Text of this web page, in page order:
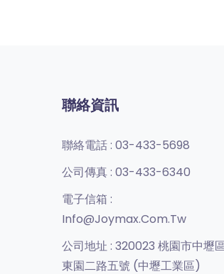
聯絡資訊
聯絡電話 : 03-433-5698
公司傳真 : 03-433-6340
電子信箱 :
Info@joymax.com.tw
公司地址 : 320023 桃園市中壢
東園二路五號 (中壢工業區)